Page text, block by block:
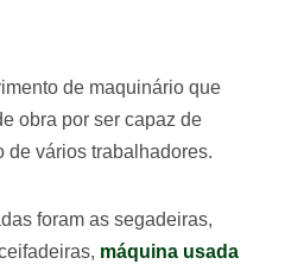
de maquinário que
obra por ser capaz de
de vários trabalhadores.
foram as segadeiras,
máquina usada